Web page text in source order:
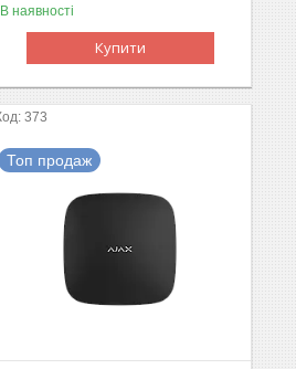
В наявності
Купити
373
Топ продаж